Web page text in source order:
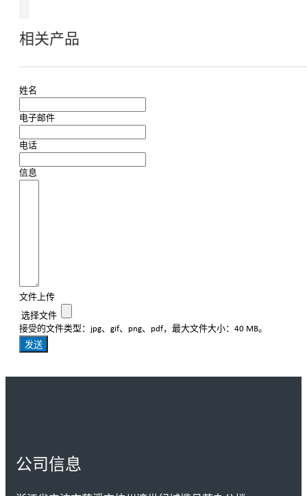
相关产品
姓名
电子邮件
电话
信息
文件上传
选择文件
接受的文件类型：jpg、gif、png、pdf，最大文件大小：40 MB。
发送
公司信息